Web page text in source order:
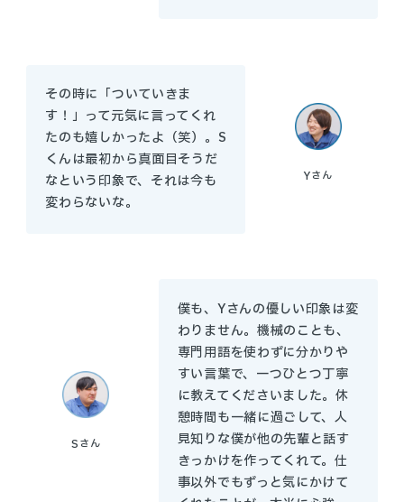
Yさん
その時に「ついていきま
す！」って元気に言ってくれ
たのも嬉しかったよ（笑）。S
くんは最初から真面目そうだ
なという印象で、それは今も
変わらないな。
Sさん
僕も、Yさんの優しい印象は変
わりません。機械のことも、
専門用語を使わずに分かりや
すい言葉で、一つひとつ丁寧
に教えてくださいました。休
憩時間も一緒に過ごして、人
見知りな僕が他の先輩と話す
きっかけを作ってくれて。仕
事以外でもずっと気にかけて